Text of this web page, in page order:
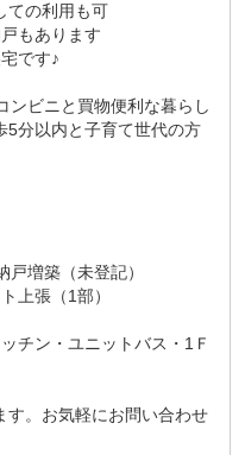
ての利用も可
もあります
です♪
ビニと買物便利な暮らし
分以内と子育て世代の方
戸増築（未登記）
上張（1部）
チン・ユニットバス・1Ｆ
。お気軽にお問い合わせ